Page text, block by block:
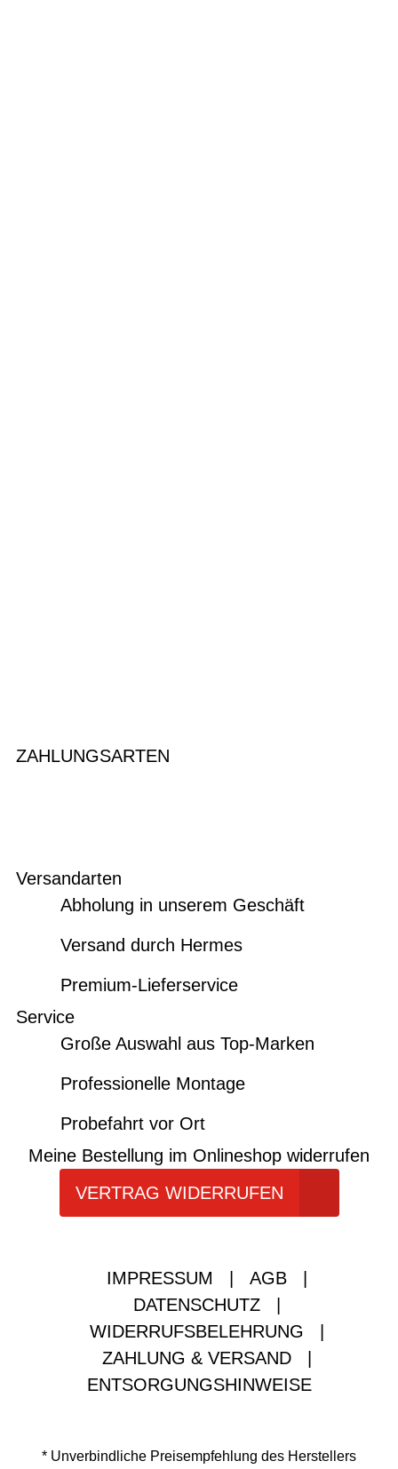
ZAHLUNGSARTEN
Versandarten
Abholung in unserem Geschäft
Versand durch Hermes
Premium-Lieferservice
Service
Große Auswahl aus Top-Marken
Professionelle Montage
Probefahrt vor Ort
Meine Bestellung im Onlineshop widerrufen
VERTRAG WIDERRUFEN
IMPRESSUM AGB
DATENSCHUTZ
WIDERRUFSBELEHRUNG
ZAHLUNG & VERSAND
ENTSORGUNGSHINWEISE
* Unverbindliche Preisempfehlung des Herstellers